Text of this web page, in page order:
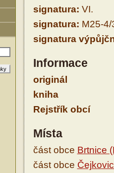
signatura: VI.
signatura: M25-4/
signatura
Informace
originál
kniha
Rejstřík obcí
Místa
část obce Brtnice
část obce